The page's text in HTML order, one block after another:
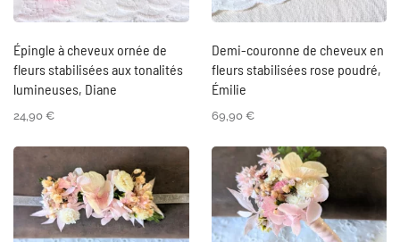
Épingle à cheveux ornée de
fleurs stabilisées aux tonalités
lumineuses, Diane
24,90 €
Demi-couronne de cheveux en
fleurs stabilisées rose poudré,
Émilie
69,90 €